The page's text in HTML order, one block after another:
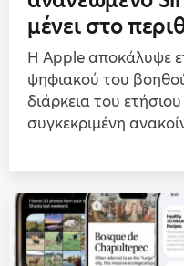
μένει στο
Η Apple αποκάλυψε
ψηφιακού του
διάρκεια του
συγκεκριμένη